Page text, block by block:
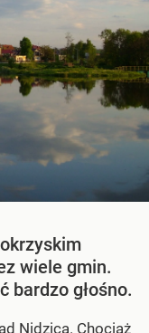
wiele gmin.
bardzo głośno.
Nidzicą. Chociaż